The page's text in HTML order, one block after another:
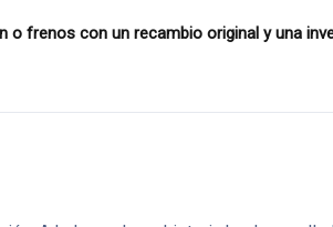
o frenos con un recambio original y una